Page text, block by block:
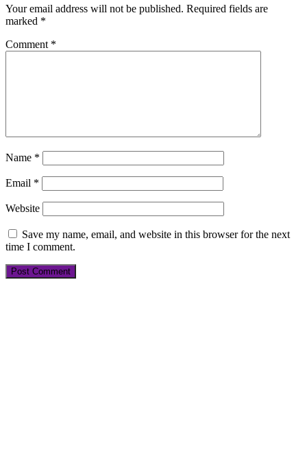
Your email address will not be published. Required fields are
marked *
Comment *
Name *
Email *
Website
Save my name, email, and website in this browser for the next
time I comment.